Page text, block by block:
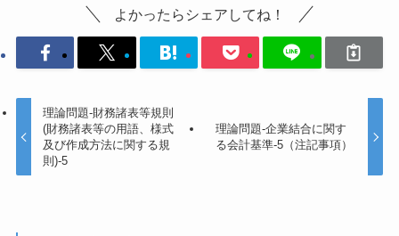
よかったらシェアしてね！
理論問題-財務諸表等規則
(財務諸表等の用語、様式
及び作成方法に関する規
則)-5
理論問題-企業結合に関す
る会計基準-5（注記事項）